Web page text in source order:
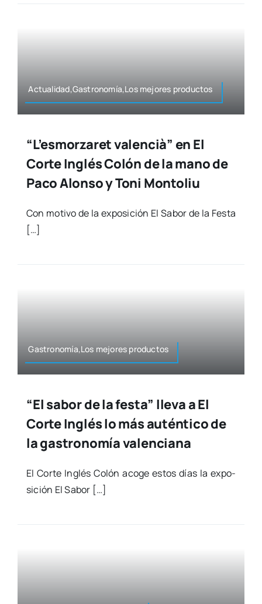
Actualidad,Gastronomía,Los mejo­res pro­duc­tos
“L’esmorzaret valencià” en El
Corte Inglés Colón de la mano de
Paco Alonso y Toni Montoliu
Con moti­vo de la expo­si­ción El Sabor de la Fes­ta
[…]
Gastronomía,Los mejo­res pro­duc­tos
“El sabor de la festa” lleva a El
Corte Inglés lo más auténtico de
la gastronomía valenciana
El Cor­te Inglés Colón aco­ge estos días la expo­
si­ción El Sabor […]